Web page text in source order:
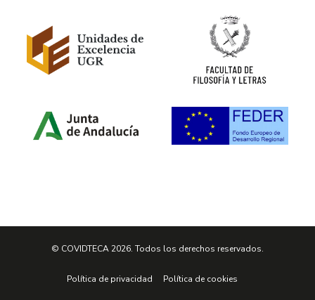
© COVIDTECA 2026. Todos los derechos reservados.
Política de privacidad Política de cookies